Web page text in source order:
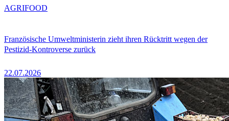
Französische Umweltministerin zieht ihren Rücktritt wegen der
Pestizid-Kontroverse zurück
22.07.2026
AGRIFOOD